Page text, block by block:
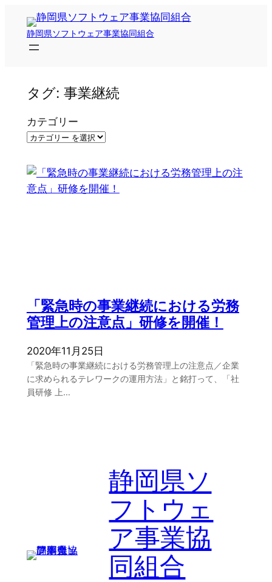
静岡県ソフトウェア事業協同組合
タグ: 事業継続
カテゴリー
「緊急時の事業継続における労務
管理上の注意点」研修を開催！
2020年11月25日
「緊急時の事業継続における労務管理上の注意点／企業
に求められるテレワークの運用方法」と銘打って、「社
員研修 上…
静岡県ソ
フトウェ
ア事業協
同組合